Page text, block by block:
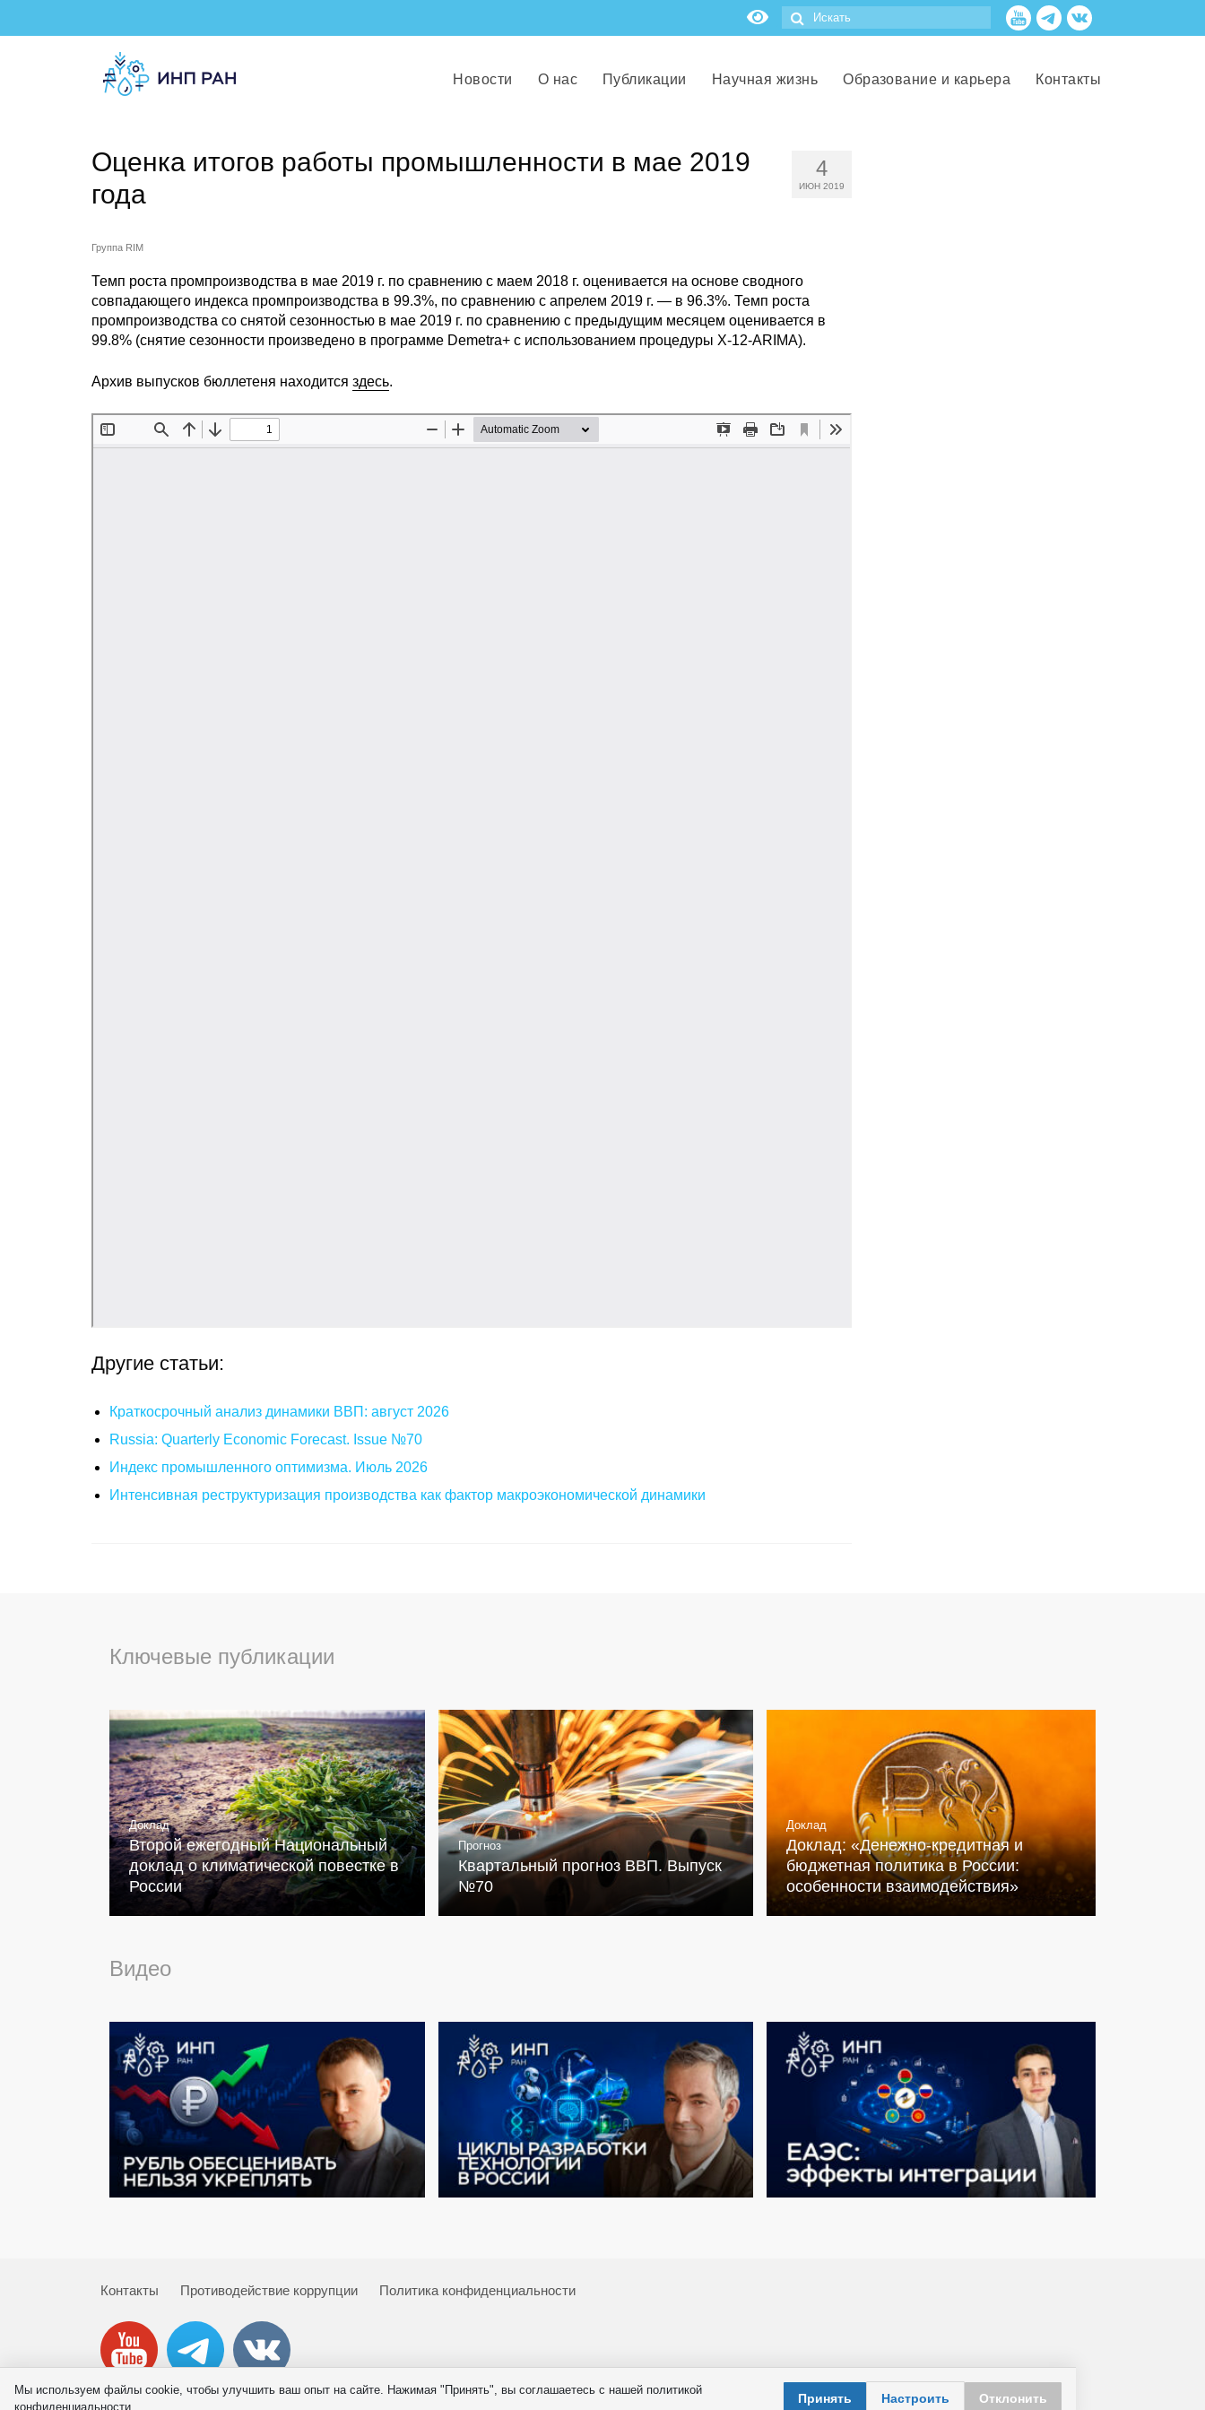
Новости О нас Публикации Научная жизнь Образование и карьера Контакты
4
ИЮН 2019
Оценка итогов работы промышленности в мае 2019
года
Группа RIM
Темп роста промпроизводства в мае 2019 г. по сравнению с маем 2018 г. оценивается на основе сводного
совпадающего индекса промпроизводства в 99.3%, по сравнению с апрелем 2019 г. — в 96.3%. Темп роста
промпроизводства со снятой сезонностью в мае 2019 г. по сравнению с предыдущим месяцем оценивается в
99.8% (снятие сезонности произведено в программе Demetra+ с использованием процедуры X-12-ARIMA).
Архив выпусков бюллетеня находится здесь.
Другие статьи:
Краткосрочный анализ динамики ВВП: август 2026
Russia: Quarterly Economic Forecast. Issue №70
Индекс промышленного оптимизма. Июль 2026
Интенсивная реструктуризация производства как фактор макроэкономической динамики
Ключевые публикации
Доклад
Второй ежегодный Национальный
доклад о климатической повестке в
России
Прогноз
Квартальный прогноз ВВП. Выпуск
№70
Доклад
Доклад: «Денежно-кредитная и
бюджетная политика в России:
особенности взаимодействия»
Видео
Контакты Противодействие коррупции Политика конфиденциальности
© 2026 ИНП РАН
Мы используем файлы cookie, чтобы улучшить ваш опыт на сайте. Нажимая "Принять", вы соглашаетесь с нашей политикой
конфиденциальности.
Принять Настроить Отклонить